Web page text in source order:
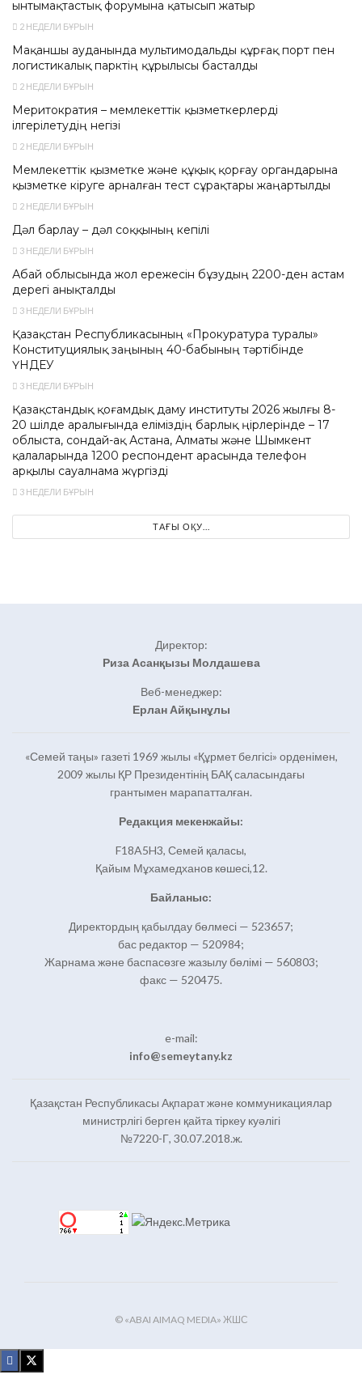
ынтымақтастық форумына қатысып жатыр
2 НЕДЕЛИ БҰРЫН
Мақаншы ауданында мультимодальды құрғақ порт пен
логистикалық парктің құрылысы басталды
2 НЕДЕЛИ БҰРЫН
Меритократия – мемлекеттік қызметкерлерді
ілгерілетудің негізі
2 НЕДЕЛИ БҰРЫН
Мемлекеттік қызметке және құқық қорғау органдарына
қызметке кіруге арналған тест сұрақтары жаңартылды
2 НЕДЕЛИ БҰРЫН
Дәл барлау – дәл соққының кепілі
3 НЕДЕЛИ БҰРЫН
Абай облысында жол ережесін бұзудың 2200-ден астам
дерегі анықталды
3 НЕДЕЛИ БҰРЫН
Қазақстан Республикасының «Прокуратура туралы»
Конституциялық заңының 40-бабының тәртібінде
ҮНДЕУ
3 НЕДЕЛИ БҰРЫН
Қазақстандық қоғамдық даму институты 2026 жылғы 8-
20 шілде аралығында еліміздің барлық өңірлерінде – 17
облыста, сондай-ақ Астана, Алматы және Шымкент
қалаларында 1200 респондент арасында телефон
арқылы сауалнама жүргізді
3 НЕДЕЛИ БҰРЫН
ТАҒЫ ОҚУ...
Директор:
Риза Асанқызы Молдашева
Веб-менеджер:
Ерлан Айқынұлы
«Семей таңы» газеті 1969 жылы «Құрмет белгісі» орденімен,
2009 жылы ҚР Президентінің БАҚ саласындағы
грантымен марапатталған.
Редакция мекенжайы:
F18A5H3, Семей қаласы,
Қайым Мұхамедханов көшесі,12.
Байланыс:
Директордың қабылдау бөлмесі — 523657;
бас редактор — 520984;
Жарнама және баспасөзге жазылу бөлімі — 560803;
факс — 520475.
e-mail:
info@semeytany.kz
Қазақстан Республикасы Ақпарат және коммуникациялар
министрлігі берген қайта тіркеу куәлігі
№7220-Г, 30.07.2018.ж.
© «ABAI AIMAQ MEDIA» ЖШС